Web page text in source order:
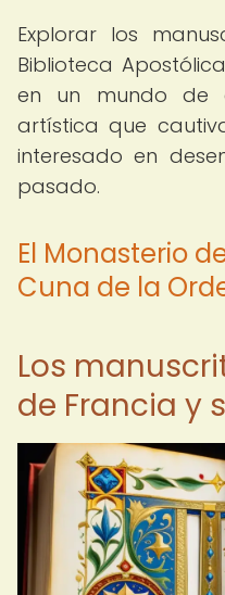
Explorar los
Biblioteca
en un mundo de
artística que
interesado en
pasado.
El Monasterio
Cuna de la
Los
de Francia y